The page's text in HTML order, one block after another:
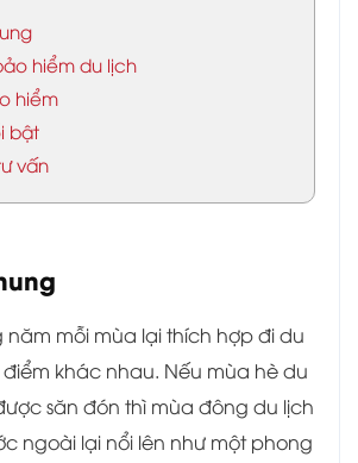
hiểm du lịch
hiểm
bật
vấn
năm mỗi mùa lại thích hợp đi du
khác nhau. Nếu mùa hè du
săn đón thì mùa đông du lịch
ngoài lại nổi lên như một phong